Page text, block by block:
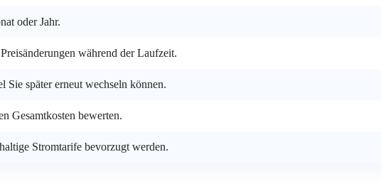
oder Jahr.
während der Laufzeit.
Sie später erneut wechseln können.
Gesamtkosten bewerten.
Stromtarife bevorzugt werden.